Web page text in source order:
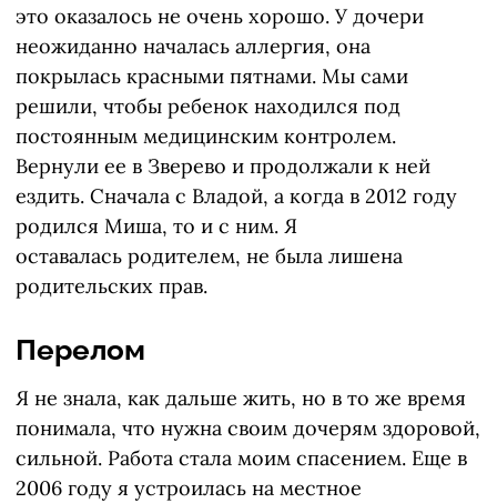
это оказалось не очень хорошо. У дочери
неожиданно началась аллергия, она
покрылась красными пятнами. Мы сами
решили, чтобы ребенок находился под
постоянным медицинским контролем.
Вернули ее в Зверево и продолжали к ней
ездить. Сначала с Владой, а когда в 2012 году
родился Миша, то и с ним. Я
оставалась родителем, не была лишена
родительских прав.
Перелом
Я не знала, как дальше жить, но в то же время
понимала, что нужна своим дочерям здоровой,
сильной. Работа стала моим спасением. Еще в
2006 году я устроилась на местное